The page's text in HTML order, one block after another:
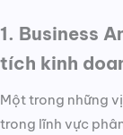
1. Business
tích kinh
Một trong những
trong lĩnh vực